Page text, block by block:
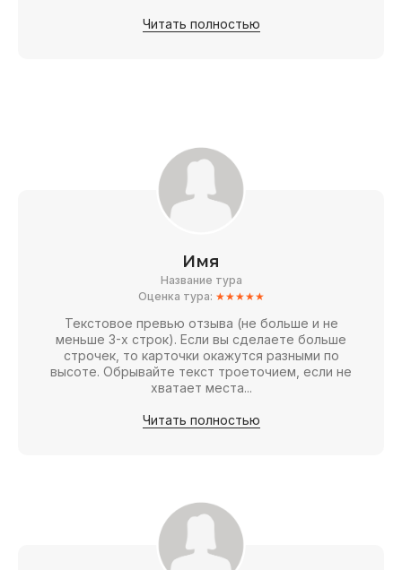
Читать полностью
Имя
Название тура
Оценка тура: ★★★★★
Текстовое превью отзыва (не больше и не
меньше 3-х строк). Если вы сделаете больше
строчек, то карточки окажутся разными по
высоте. Обрывайте текст троеточием, если не
хватает места...
Читать полностью